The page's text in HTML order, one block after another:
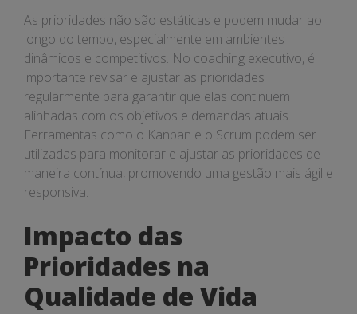
As prioridades não são estáticas e podem mudar ao
longo do tempo, especialmente em ambientes
dinâmicos e competitivos. No coaching executivo, é
importante revisar e ajustar as prioridades
regularmente para garantir que elas continuem
alinhadas com os objetivos e demandas atuais.
Ferramentas como o Kanban e o Scrum podem ser
utilizadas para monitorar e ajustar as prioridades de
maneira contínua, promovendo uma gestão mais ágil e
responsiva.
Impacto das
Prioridades na
Qualidade de Vida